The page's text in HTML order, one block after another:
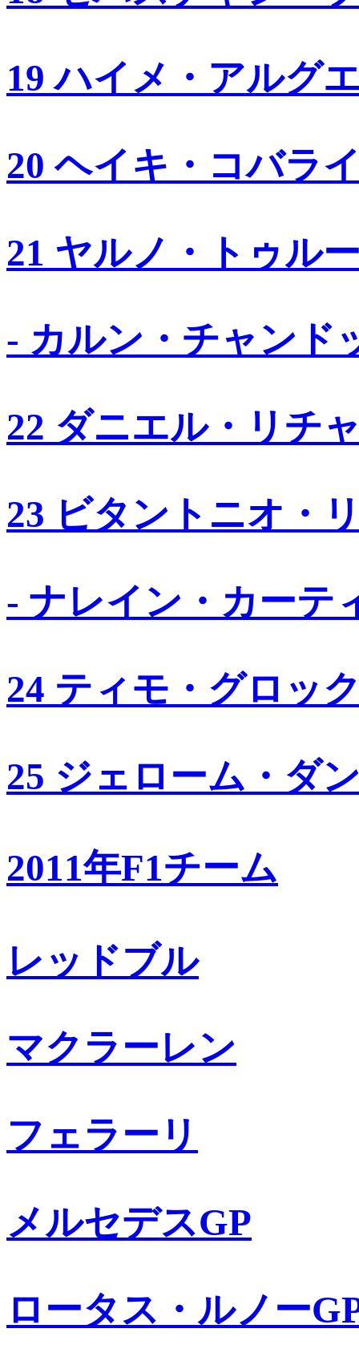
19 ハイメ・アルグ
20 ヘイキ・コバラ
21 ヤルノ・トゥル
- カルン・チャンド
22 ダニエル・リチ
23 ビタントニオ・
- ナレイン・カーテ
24 ティモ・グロッ
25 ジェローム・ダ
2011年F1チーム
レッドブル
マクラーレン
フェラーリ
メルセデスGP
ロータス・ルノー